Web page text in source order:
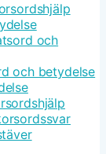
och
och betydelse